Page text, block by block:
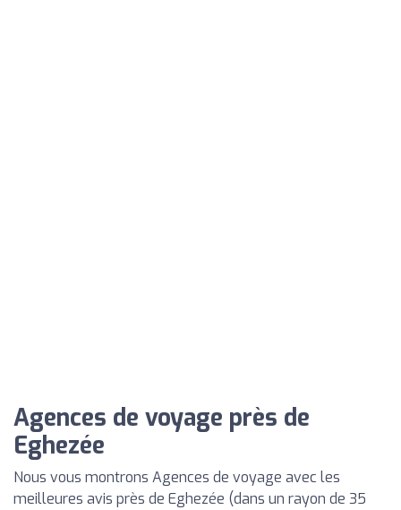
Agences de voyage près de
Eghezée
Nous vous montrons Agences de voyage avec les
meilleures avis près de Eghezée (dans un rayon de 35